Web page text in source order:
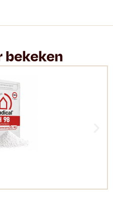
bekeken